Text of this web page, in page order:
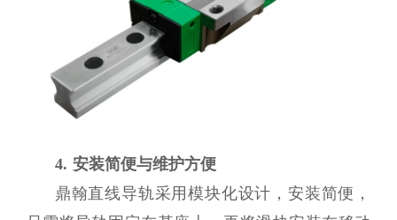
4. 安装简便与维护方便
鼎翰直线导轨采用模块化设计，安装简便，